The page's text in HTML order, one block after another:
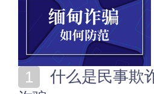
什么是民事欺